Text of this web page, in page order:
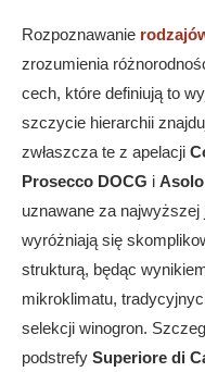
Rozpoznawanie
zrozumienia
cech, które definiują to
szczycie hierarchii
zwłaszcza te z apelacji
Prosecco DOCG i
uznawane za
wyróżniają się
strukturą, będąc
mikroklimatu,
selekcji winogron.
podstrefy Superiore di